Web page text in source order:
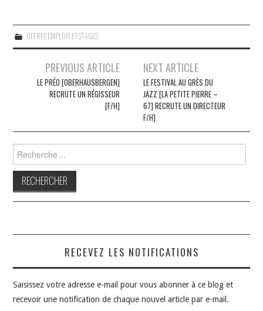
OFFRES EMPLOIS ET STAGES
NavigationPREVIOUS ARTICLE
LE PRÉO [OBERHAUSBERGEN]
RECRUTE UN RÉGISSEUR
[F/H]
NEXT ARTICLE
LE FESTIVAL AU GRÈS DU
JAZZ [LA PETITE PIERRE –
67] RECRUTE UN DIRECTEUR
F/H]
RECEVEZ LES NOTIFICATIONS
Saisissez votre adresse e-mail pour vous abonner à ce blog et
recevoir une notification de chaque nouvel article par e-mail.